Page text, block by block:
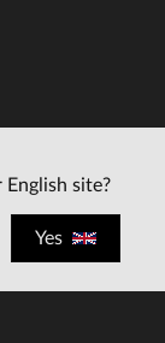
site?
Yes